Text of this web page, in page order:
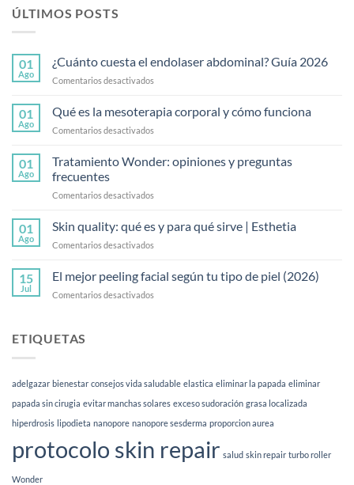
ÚLTIMOS POSTS
01
Ago
¿Cuánto cuesta el endolaser abdominal? Guía 2026
Comentarios desactivados
cuesta
el
endolaser
Guía
01
Ago
Qué es la mesoterapia corporal y cómo funciona
Comentarios desactivados
es
corporal
cómo
01
Ago
Tratamiento Wonder: opiniones y preguntas
frecuentes
Comentarios desactivados
opiniones
y
frecuentes
01
Ago
Skin quality: qué es y para qué sirve | Esthetia
Comentarios desactivados
quality:
es
Esthetia
15
Jul
El mejor peeling facial según tu tipo de piel (2026)
Comentarios desactivados
tipo
de
(2026)
ETIQUETAS
adelgazar bienestar consejos vida saludable elastica eliminar la papada eliminar
papada sin cirugia evitar manchas solares exceso sudoración grasa localizada
hiperdrosis lipodieta nanopore nanopore sesderma proporcion aurea
protocolo skin repair salud skin repair turbo roller
Wonder